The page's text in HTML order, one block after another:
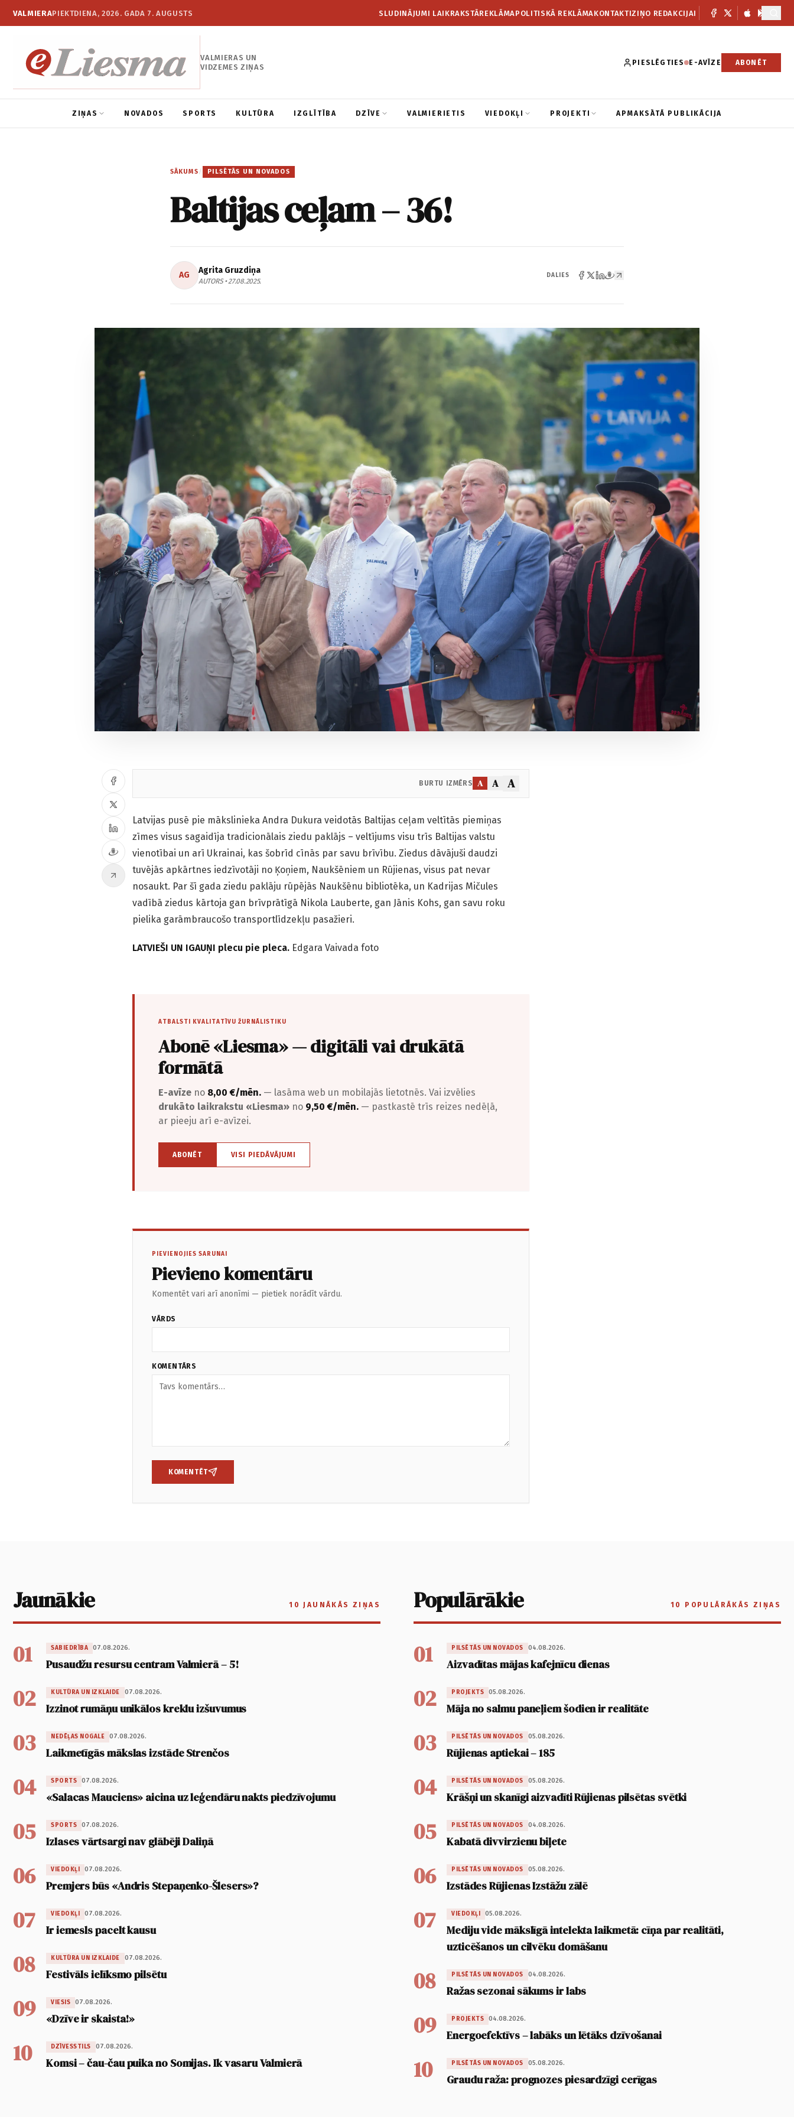
VALMIERAPIEKTDIENA, 2026. GADA 7. AUGUSTS SLUDINĀJUMI LAIKRAKSTĀREKLĀMAPOLITISKĀ REKLĀMAKONTAKTIZIŅO REDAKCIJAI
VALMIERAS UN
VIDZEMES ZIŅAS
PIESLĒGTIES E-AVĪZE ABONĒT
ZIŅAS NOVADOS SPORTS KULTŪRA IZGLĪTĪBA DZĪVE VALMIERIETIS VIEDOKĻI PROJEKTI APMAKSĀTĀ PUBLIKĀCIJA
SĀKUMS / PILSĒTĀS UN NOVADOS
Baltijas ceļam – 36!
AG Agrita Gruzdiņa
AUTORS • 27.08.2025.
DALIES
BURTU IZMĒRS A A A
Latvijas pusē pie mākslinieka Andra Dukura veidotās Baltijas ceļam veltītās piemiņas
zīmes visus sagaidīja tradicionālais ziedu paklājs – veltījums visu trīs Baltijas valstu
vienotībai un arī Ukrainai, kas šobrīd cīnās par savu brīvību. Ziedus dāvājuši daudzi
tuvējās apkārtnes iedzīvotāji no Ķoņiem, Naukšēniem un Rūjienas, visus pat nevar
nosaukt. Par šī gada ziedu paklāju rūpējās Naukšēnu bibliotēka, un Kadrijas Mičules
vadībā ziedus kārtoja gan brīvprātīgā Nikola Lauberte, gan Jānis Kohs, gan savu roku
pielika garāmbraucošo transportlīdzekļu pasažieri.
LATVIEŠI UN IGAUŅI plecu pie pleca. Edgara Vaivada foto
ATBALSTI KVALITATĪVU ŽURNĀLISTIKU
Abonē «Liesma» — digitāli vai drukātā
formātā
E-avīze no 8,00 €/mēn. — lasāma web un mobilajās lietotnēs. Vai izvēlies
drukāto laikrakstu «Liesma» no 9,50 €/mēn. — pastkastē trīs reizes nedēļā,
ar pieeju arī e-avīzei.
ABONĒT VISI PIEDĀVĀJUMI
PIEVIENOJIES SARUNAI
Pievieno komentāru
Komentēt vari arī anonīmi — pietiek norādīt vārdu.
VĀRDS
KOMENTĀRS
KOMENTĒT
Jaunākie 10 JAUNĀKĀS ZIŅAS
01 SABIEDRĪBA 07.08.2026.
Pusaudžu resursu centram Valmierā – 5!
02 KULTŪRA UN IZKLAIDE 07.08.2026.
Izzinot rumāņu unikālos kreklu izšuvumus
03 NEDĒĻAS NOGALE 07.08.2026.
Laikmetīgās mākslas izstāde Strenčos
04 SPORTS 07.08.2026.
«Salacas Mauciens» aicina uz leģendāru nakts piedzīvojumu
05 SPORTS 07.08.2026.
Izlases vārtsargi nav glābēji Daliņā
06 VIEDOKĻI 07.08.2026.
Premjers būs «Andris Stepaņenko-Šlesers»?
07 VIEDOKĻI 07.08.2026.
Ir iemesls pacelt kausu
08 KULTŪRA UN IZKLAIDE 07.08.2026.
Festivāls ielīksmo pilsētu
09 VIESIS 07.08.2026.
«Dzīve ir skaista!»
10 DZĪVESSTILS 07.08.2026.
Komsi – čau-čau puika no Somijas. Ik vasaru Valmierā
Populārākie 10 POPULĀRĀKĀS ZIŅAS
01 PILSĒTĀS UN NOVADOS 04.08.2026.
Aizvadītas mājas kafejnīcu dienas
02 PROJEKTS 05.08.2026.
Māja no salmu paneļiem šodien ir realitāte
03 PILSĒTĀS UN NOVADOS 05.08.2026.
Rūjienas aptiekai – 185
04 PILSĒTĀS UN NOVADOS 05.08.2026.
Krāšņi un skanīgi aizvadīti Rūjienas pilsētas svētki
05 PILSĒTĀS UN NOVADOS 04.08.2026.
Kabatā divvirzienu biļete
06 PILSĒTĀS UN NOVADOS 05.08.2026.
Izstādes Rūjienas Izstāžu zālē
07 VIEDOKĻI 05.08.2026.
Mediju vide mākslīgā intelekta laikmetā: cīņa par realitāti,
uzticēšanos un cilvēku domāšanu
08 PILSĒTĀS UN NOVADOS 04.08.2026.
Ražas sezonai sākums ir labs
09 PROJEKTS 04.08.2026.
Energoefektīvs – labāks un lētāks dzīvošanai
10 PILSĒTĀS UN NOVADOS 05.08.2026.
Graudu raža: prognozes piesardzīgi cerīgas